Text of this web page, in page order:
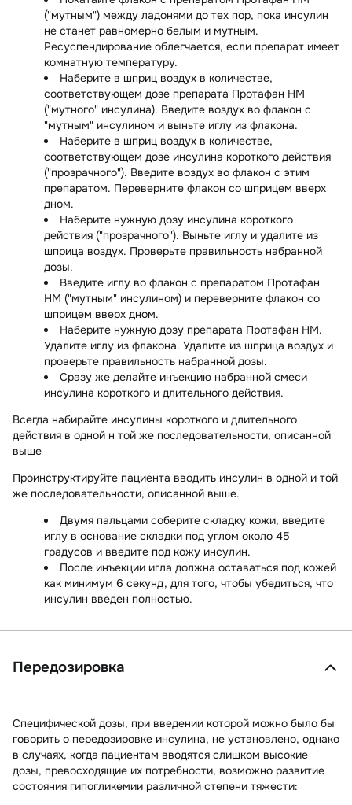
("мутным") между ладонями до тех пор, пока инсулин
не станет равномерно белым и мутным.
Ресуспендирование облегчается, если препарат имеет
комнатную температуру.
Наберите в шприц воздух в количестве,
соответствующем дозе препарата Протафан НМ
("мутного" инсулина). Введите воздух во флакон с
"мутным" инсулином и выньте иглу из флакона.
Наберите в шприц воздух в количестве,
соответствующем дозе инсулина короткого действия
("прозрачного"). Введите воздух во флакон с этим
препаратом. Переверните флакон со шприцем вверх
дном.
Наберите нужную дозу инсулина короткого
действия ("прозрачного"). Выньте иглу и удалите из
шприца воздух. Проверьте правильность набранной
дозы.
Введите иглу во флакон с препаратом Протафан
НМ ("мутным" инсулином) и переверните флакон со
шприцем вверх дном.
Наберите нужную дозу препарата Протафан НМ.
Удалите иглу из флакона. Удалите из шприца воздух и
проверьте правильность набранной дозы.
Сразу же делайте инъекцию набранной смеси
инсулина короткого и длительного действия.
Всегда набирайте инсулины короткого и длительного
действия в одной н той же последовательности, описанной
выше
Проинструктируйте пациента вводить инсулин в одной и той
же последовательности, описанной выше.
Двумя пальцами соберите складку кожи, введите
иглу в основание складки под углом около 45
градусов и введите под кожу инсулин.
После инъекции игла должна оставаться под кожей
как минимум 6 секунд, для того, чтобы убедиться, что
инсулин введен полностью.
Передозировка
Специфической дозы, при введении которой можно было бы
говорить о передозировке инсулина, не установлено, однако
в случаях, когда пациентам вводятся слишком высокие
дозы, превосходящие их потребности, возможно развитие
состояния гипогликемии различной степени тяжести: